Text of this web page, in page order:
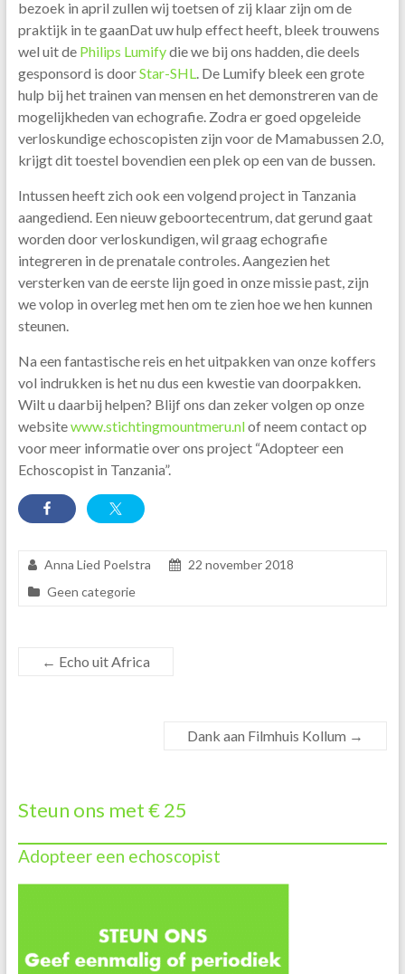
bezoek in april zullen wij toetsen of zij klaar zijn om de
praktijk in te gaanDat uw hulp effect heeft, bleek trouwens
wel uit de Philips Lumifydie we bij ons hadden, die deels
gesponsord is doorStar-SHL. De Lumify bleek een grote
hulp bij het trainen van mensen en het demonstreren van de
mogelijkheden van echografie. Zodra er goed opgeleide
verloskundige echoscopisten zijn voor de Mamabussen 2.0,
krijgt dit toestel bovendien een plek op een van de bussen.
Intussen heeft zich ook een volgend project in Tanzania
aangediend. Een nieuw geboortecentrum, dat gerund gaat
worden door verloskundigen, wil graag echografie
integreren in de prenatale controles. Aangezien het
versterken van de eerste lijn goed in onze missie past, zijn
we volop in overleg met hen om te zien hoe we hen kunnen
steunen.
Na een fantastische reis en het uitpakken van onze koffers
vol indrukken is het nu dus een kwestie van doorpakken.
Wilt u daarbij helpen? Blijf ons dan zeker volgen op onze
websitewww.stichtingmountmeru.nlof neem contact op
voor meer informatie over ons project “Adopteer een
Echoscopist in Tanzania”.
Anna Lied Poelstra
22 november 2018
Geen categorie
← Echo uit Africa
Dank aan Filmhuis Kollum →
Steun ons met € 25
Adopteer een echoscopist